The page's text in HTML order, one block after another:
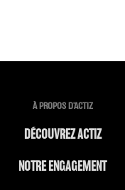
À PROPOS D'ACTIZ
DÉCOUVREZ ACTIZ
NOTRE ENGAGEMENT